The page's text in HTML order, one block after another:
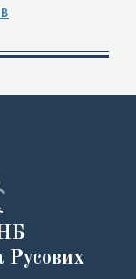
Русових